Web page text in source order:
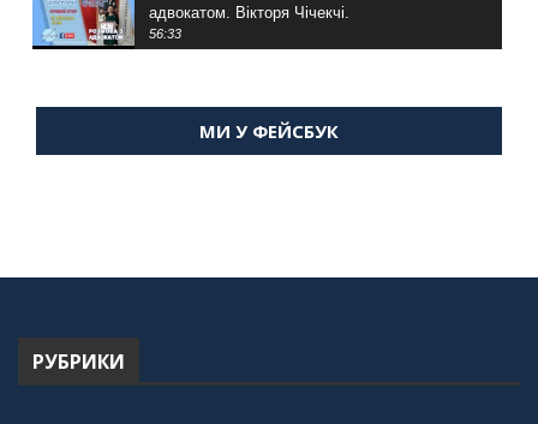
адвокатом. Вікторя Чічекчі.
56:33
Мухарський про життя в Туреччині
"Дзеркало діаспори". Випуск 13. МУШ в
МИ У ФЕЙСБУК
РУБРИКИ